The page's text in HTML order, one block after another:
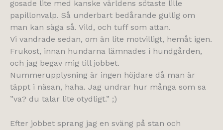
gosade lite med kanske världens sötaste lille
papillonvalp. Så underbart bedårande gullig om
man kan säga så. Vild, och tuff som attan.
Vi vandrade sedan, om än lite motvilligt, hemåt igen.
Frukost, innan hundarna lämnades i hundgården,
och jag begav mig till jobbet.
Nummerupplysning är ingen höjdare då man är
täppt i näsan, haha. Jag undrar hur många som sa
”va? du talar lite otydligt.” ;)
Efter jobbet sprang jag en sväng på stan och